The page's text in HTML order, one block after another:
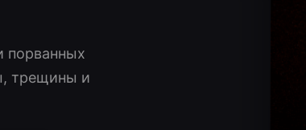
порванных
трещины и